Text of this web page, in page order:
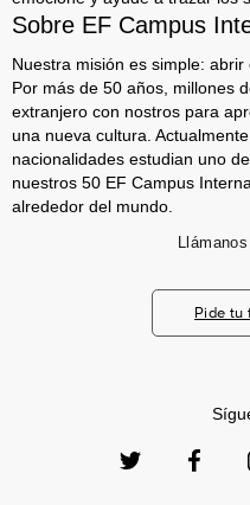
Sobre EF Campus
Nuestra misión es simple:
Por más de 50 años, millones
extranjero con nostros para
una nueva cultura.
nacionalidades estudian uno
nuestros 50 EF Campus
alrededor del mundo.
Llámanos
Pide tu